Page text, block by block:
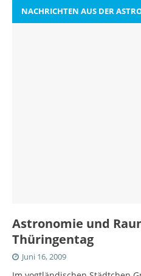
NACHRICHTEN AUS DER
Astronomie und
Thüringentag
Juni 16, 2009